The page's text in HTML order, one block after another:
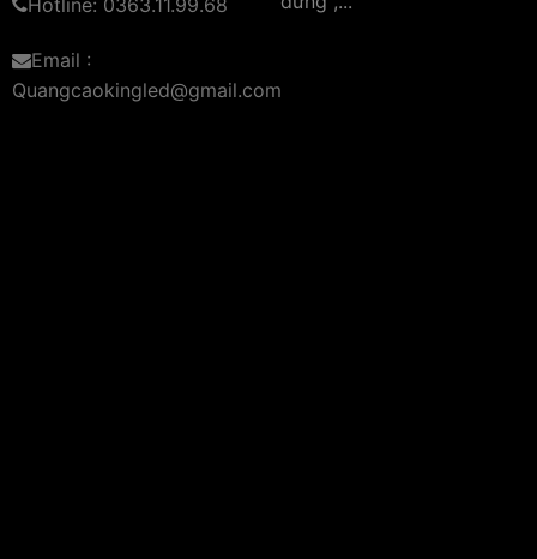
Biển vẫy treo tường
thay đổi nội dung quảng cáo theo thời gian thực. Điều này rất
Hotline: 0363.11.99.68
Email :
Quangcaokingled@gmail.com